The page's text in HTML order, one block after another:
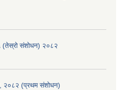
(तेस्रो संशोधन) २०८२
२०८२ (प्रथम संशोधन)